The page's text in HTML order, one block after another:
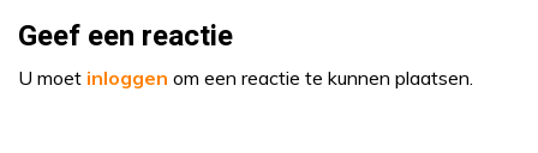
Geef een reactie
U moet inloggen om een reactie te kunnen plaatsen.